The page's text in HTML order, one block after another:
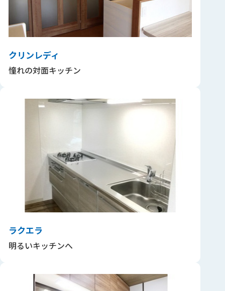
クリンレディ
憧れの対面キッチン
ラクエラ
明るいキッチンへ